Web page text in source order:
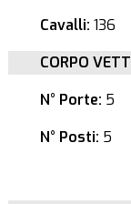
Cavalli: 136
CORPO
N° Porte: 5
N° Posti: 5